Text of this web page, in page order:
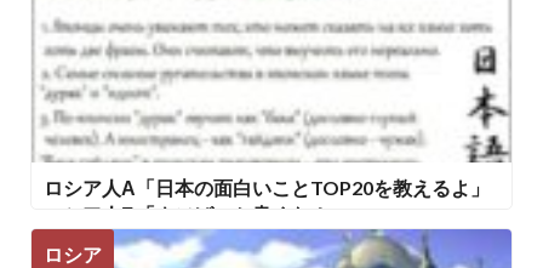
ロシア人А「日本の面白いことTOP20を教えるよ」
ロシア人Б「ウソばっか書くな！」」
ロシア